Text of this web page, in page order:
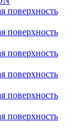
поверхность
поверхность
поверхность
поверхность
поверхность
поверхность